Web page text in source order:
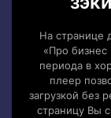
На странице
«Про
периода в
плеер
загрузкой без
страницу Вы